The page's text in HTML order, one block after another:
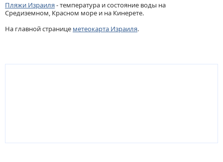
Пляжи Израиля- температура и состояние воды на
Средиземном, Красном море и на Кинерете.
На главной странице метеокарта Израиля.